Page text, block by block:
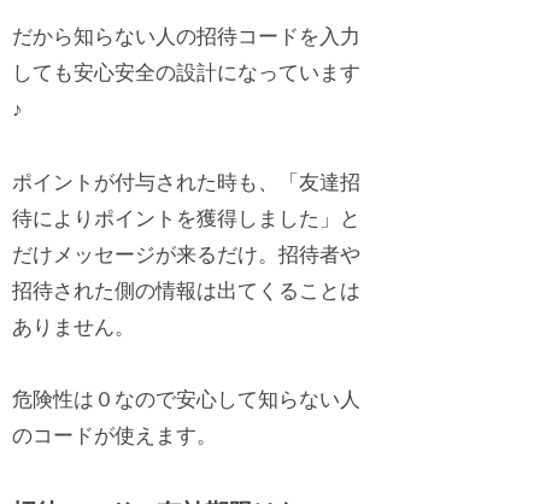
だから知らない人の招待コードを入力
しても安心安全の設計になっています
♪
ポイントが付与された時も、「友達招
待によりポイントを獲得しました」と
だけメッセージが来るだけ。招待者や
招待された側の情報は出てくることは
ありません。
危険性は０なので安心して知らない人
のコードが使えます。